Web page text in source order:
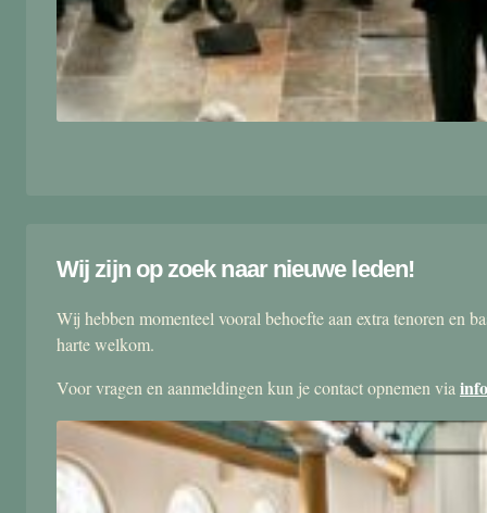
Wij zijn op zoek naar nieuwe leden!
Wij hebben momenteel vooral behoefte aan extra tenoren en
harte welkom.
Voor vragen en aanmeldingen kun je contact opnemen via